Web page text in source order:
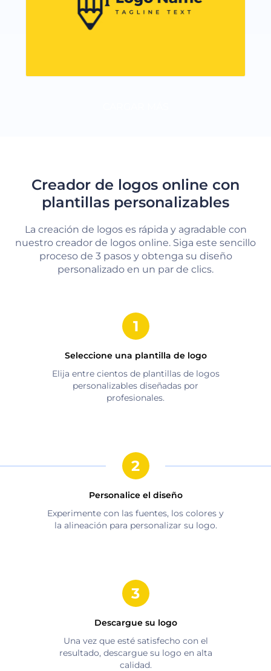
Creador de logos online con
plantillas personalizables
La creación de logos es rápida y agradable con
nuestro creador de logos online. Siga este sencillo
proceso de 3 pasos y obtenga su diseño
personalizado en un par de clics.
Seleccione una plantilla de logo
Elija entre cientos de plantillas de logos
personalizables diseñadas por
profesionales.
Personalice el diseño
Experimente con las fuentes, los colores y
la alineación para personalizar su logo.
Descargue su logo
Una vez que esté satisfecho con el
resultado, descargue su logo en alta
calidad.